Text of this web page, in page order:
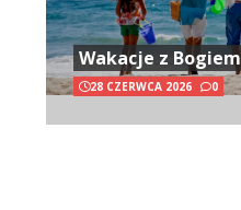
Wakacje z Bogiem
28 CZERWCA 2026 0